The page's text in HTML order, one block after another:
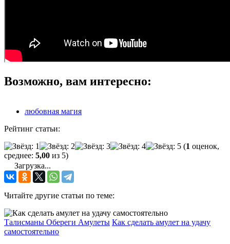
Возможно, вам интересно:
любовная магия
Рейтинг статьи:
(1 оценок,
среднее: 5,00 из 5)
Загрузка...
Читайте другие статьи по теме:
Талисманы Обереги Амулеты Как сделать амулет на удачу
самостоятельно